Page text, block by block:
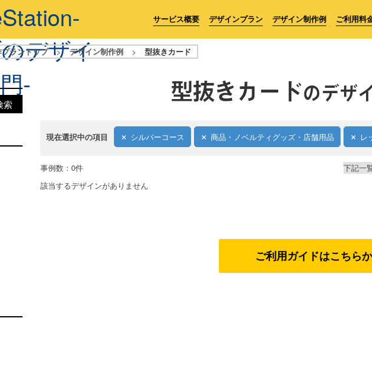
サービス概要 デザインプラン デザイン制作例 ご利用料
ラントップ > デザイン制作例 > 型抜きカード
型抜きカードのデザ
現在選択中の項目 シルバーコース 商品・ノベルティグッズ・店舗用品 レ
索
事例数：0件
下記一
該当するデザインがありません
ご利用ガイドはこちら